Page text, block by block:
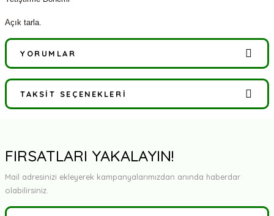
Açık tarla.
YORUMLAR
Bu ürüne ilk yorumu siz yapın!
TAKSIT SEÇENEKLERI
FIRSATLARI YAKALAYIN!
Mail adresinizi ekleyerek kampanyalarımızdan anında haberdar
olabilirsiniz.